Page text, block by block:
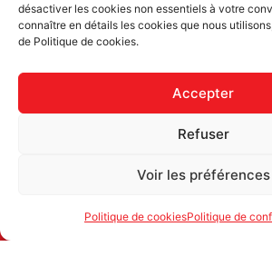
désactiver les cookies non essentiels à votre
connaître en détails les cookies que nous
de Politique de cookies.
Accepter
Refuser
Voir les préférences
Politique de cookiesPolitique de
Newsletter uniquement et